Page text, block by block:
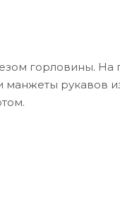
горловины. На
манжеты рукавов